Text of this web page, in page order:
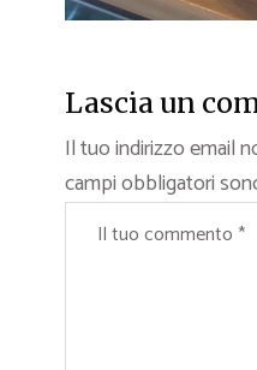
Lascia un
Il tuo indirizzo email
campi obbligatori